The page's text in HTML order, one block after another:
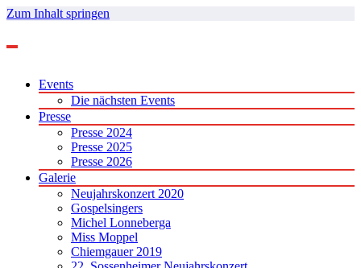
Zum Inhalt springen
Events
Die nächsten Events
Presse
Presse 2024
Presse 2025
Presse 2026
Galerie
Neujahrskonzert 2020
Gospelsingers
Michel Lonneberga
Miss Moppel
Chiemgauer 2019